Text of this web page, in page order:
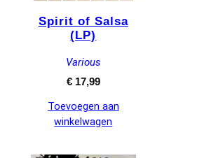
Spirit of Salsa
(LP)
Various
€17,99
Toevoegen aan
winkelwagen